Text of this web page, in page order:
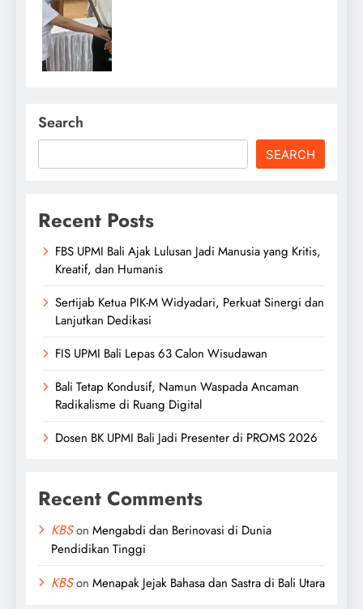
Search
SEARCH
Recent Posts
FBS UPMI Bali Ajak Lulusan Jadi Manusia yang Kritis,
Kreatif, dan Humanis
Sertijab Ketua PIK-M Widyadari, Perkuat Sinergi dan
Lanjutkan Dedikasi
FIS UPMI Bali Lepas 63 Calon Wisudawan
Bali Tetap Kondusif, Namun Waspada Ancaman
Radikalisme di Ruang Digital
Dosen BK UPMI Bali Jadi Presenter di PROMS 2026
Recent Comments
KBSon Mengabdi dan Berinovasi di Dunia
Pendidikan Tinggi
KBSon Menapak Jejak Bahasa dan Sastra di Bali Utara